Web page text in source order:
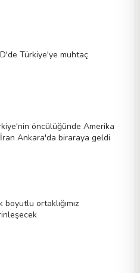
Türkiye'ye muhtaç
öncülüğünde Amerika
Ankara'da biraraya geldi
boyutlu ortaklığımız